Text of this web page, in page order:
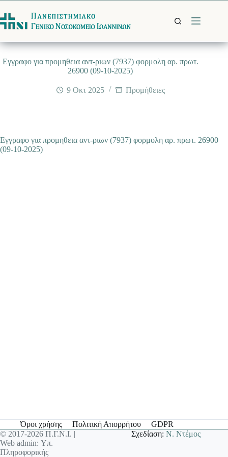
στο
περιεχόμενο
Eγγραφο για προμηθεια αντ-ριων (7937) φορμολη αρ. πρωτ.
26900 (09-10-2025)
9 Οκτ 2025 Προμήθειες
Eγγραφο για προμηθεια αντ-ριων (7937) φορμολη αρ. πρωτ. 26900
(09-10-2025)
Όροι χρήσης Πολιτική Απορρήτου
GDPR
© 2017-2026 Π.Γ.Ν.Ι. |
Web admin: Υπ.
Πληροφορικής
Σχεδίαση:Ν. Ντέμος